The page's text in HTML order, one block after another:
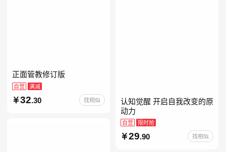
正面管教修订版
自营 满减
32.30 找相似
认知觉醒 开启自我改变的原
动力
自营 限时抢
29.90 找相似